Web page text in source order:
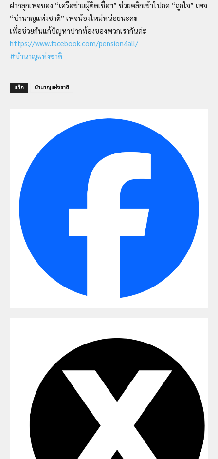
ฝากลูกเพจของ “เครือข่ายผู้ติดเชื้อฯ” ช่วยคลิกเข้าไปกด “ถูกใจ” เพจ
“บำนาญแห่งชาติ” เพจน้องใหม่หน่อยนะคะ
เพื่อช่วยกันแก้ปัญหาปากท้องของพวกเรากันค่ะ
https://www.facebook.com/pension4all/
#บำนาญแห่งชาติ
แท็ก บำนาญแห่งชาติ